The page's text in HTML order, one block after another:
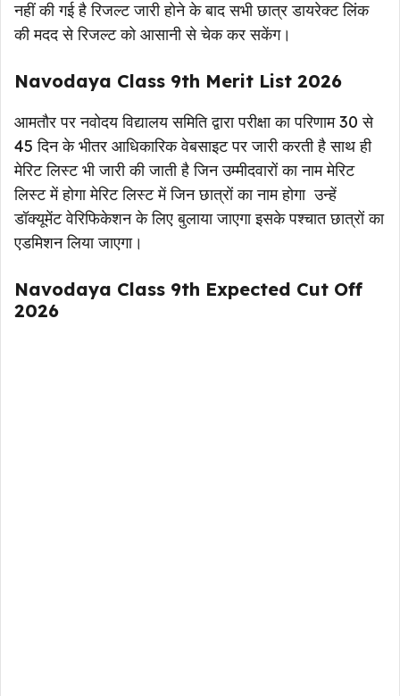
नहीं की गई है रिजल्ट जारी होने के बाद सभी छात्र डायरेक्ट लिंक
की मदद से रिजल्ट को आसानी से चेक कर सकेंग।
Navodaya Class 9th Merit List 2026
आमतौर पर नवोदय विद्यालय समिति द्वारा परीक्षा का परिणाम 30 से
45 दिन के भीतर आधिकारिक वेबसाइट पर जारी करती है साथ ही
मेरिट लिस्ट भी जारी की जाती है जिन उम्मीदवारों का नाम मेरिट
लिस्ट में होगा मेरिट लिस्ट में जिन छात्रों का नाम होगा उन्हें
डॉक्यूमेंट वेरिफिकेशन के लिए बुलाया जाएगा इसके पश्चात छात्रों का
एडमिशन लिया जाएगा।
Navodaya Class 9th Expected Cut Off
2026